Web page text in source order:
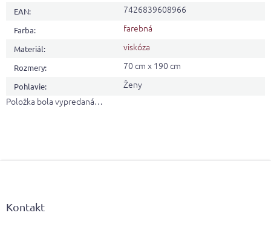
EAN: 7426839608966
Farba: farebná
Materiál: viskóza
Rozmery: 70 cm x 190 cm
Pohlavie:
Ženy
Položka bola vypredaná…
Kontakt